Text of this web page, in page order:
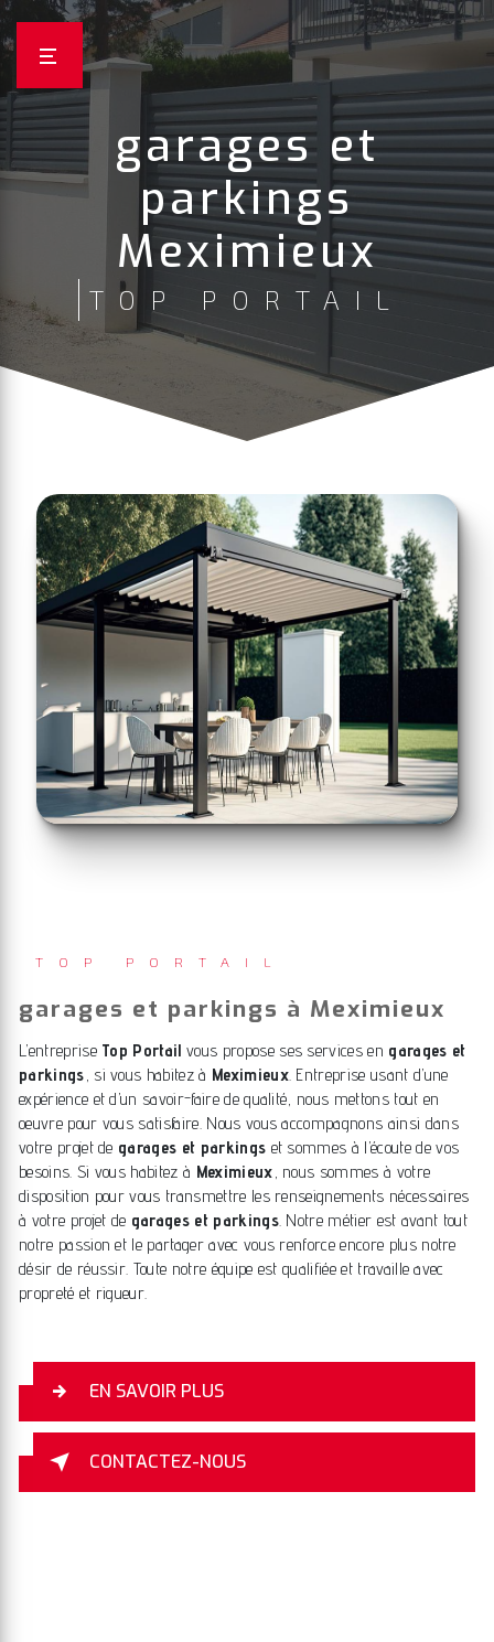
garages et
parkings
Meximieux
TOP PORTAIL
TOP PORTAIL
garages et parkings à Meximieux
L’entreprise Top Portail vous propose ses services en garages et
parkings, si vous habitez à Meximieux. Entreprise usant d’une
expérience et d’un savoir-faire de qualité, nous mettons tout en
oeuvre pour vous satisfaire. Nous vous accompagnons ainsi dans
votre projet de garages et parkings et sommes à l’écoute de vos
besoins. Si vous habitez à Meximieux, nous sommes à votre
disposition pour vous transmettre les renseignements nécessaires
à votre projet de garages et parkings. Notre métier est avant tout
notre passion et le partager avec vous renforce encore plus notre
désir de réussir. Toute notre équipe est qualifiée et travaille avec
propreté et rigueur.
EN SAVOIR PLUS
CONTACTEZ-NOUS
Panneau de gestion des cookies